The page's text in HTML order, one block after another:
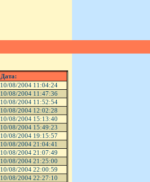
Дата:
10/08/2004 11:04:24
10/08/2004 11:47:36
10/08/2004 11:52:54
10/08/2004 12:02:28
10/08/2004 15:13:40
10/08/2004 15:49:23
10/08/2004 19:15:57
10/08/2004 21:04:41
10/08/2004 21:07:49
10/08/2004 21:25:00
10/08/2004 22:00:59
10/08/2004 22:27:10